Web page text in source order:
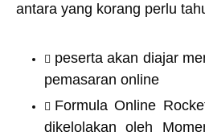
antara yang korang perlu
peserta akan diajar
pemasaran online
Formula Online
dikelolakan oleh